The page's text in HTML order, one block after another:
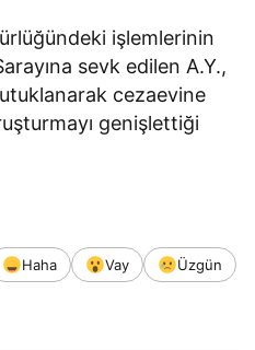
işlemlerinin
sevk edilen A.Y.,
cezaevine
genişlettiği
Haha Vay
Üzgün